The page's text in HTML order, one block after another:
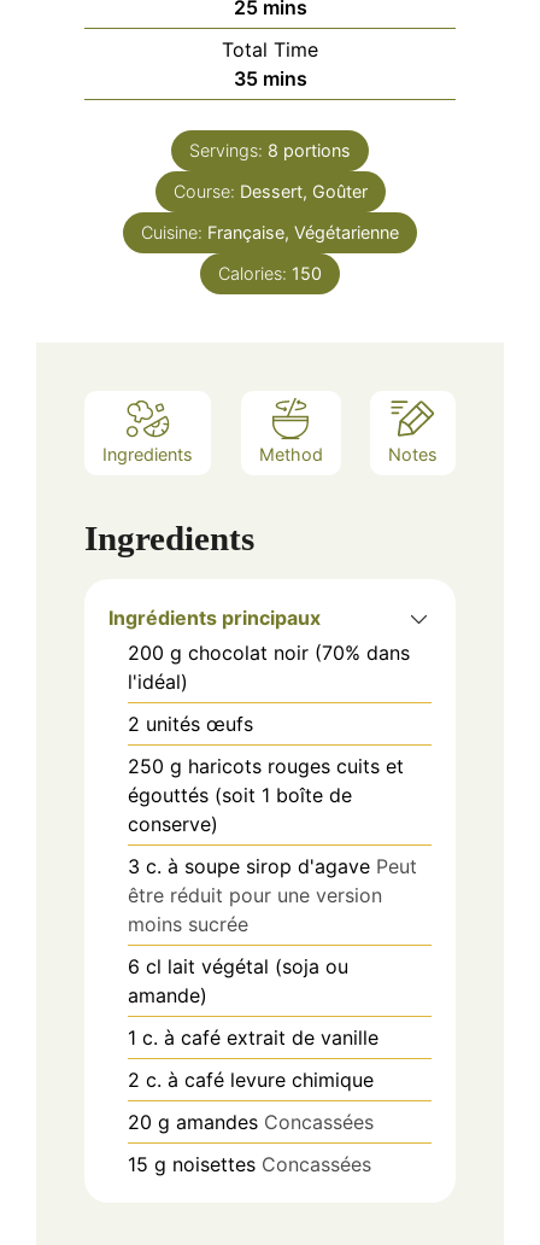
25minutes
mins
Total Time
35minutes
mins
Servings: 8 portions
Course: Dessert, Goûter
Cuisine: Française, Végétarienne
Calories: 150
Ingredients Method Notes
Ingredients
Ingrédients principaux
200 g chocolat noir (70% dans
l'idéal)
2 unités œufs
250 g haricots rouges cuits et
égouttés (soit 1 boîte de
conserve)
3 c. à soupe sirop d'agave Peut
être réduit pour une version
moins sucrée
6 cl lait végétal (soja ou
amande)
1 c. à café extrait de vanille
2 c. à café levure chimique
20 g amandes Concassées
15 g noisettes Concassées